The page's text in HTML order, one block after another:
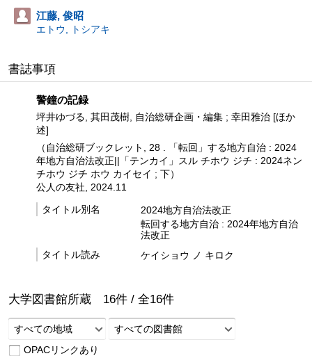
江藤, 俊昭
エトウ, トシアキ
書誌事項
警鐘の記録
坪井ゆづる, 其田茂樹, 自治総研企画・編集 ; 幸田雅治 [ほか
述]
（自治総研ブックレット, 28 . 「転回」する地方自治 : 2024
年地方自治法改正||「テンカイ」スル チホウ ジチ : 2024ネン
チホウ ジチ ホウ カイセイ ; 下）
公人の友社, 2024.11
タイトル別名
2024地方自治法改正
転回する地方自治 : 2024年地方自治
法改正
タイトル読み
ケイショウ ノ キロク
大学図書館所蔵 16件 / 全16件
すべての地域
すべての図書館
OPACリンクあり